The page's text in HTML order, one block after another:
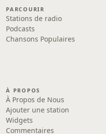
PARCOURIR
Stations de radio
Podcasts
Chansons Populaires
À PROPOS
À Propos de Nous
Ajouter une station
Widgets
Commentaires